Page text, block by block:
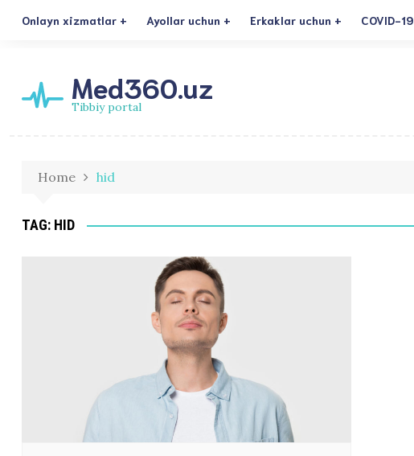
Onlayn xizmatlar Ayollar uchun Erkaklar uchun COVID-19
Med360.uz
Tibbiy portal
Home hid
TAG: HID